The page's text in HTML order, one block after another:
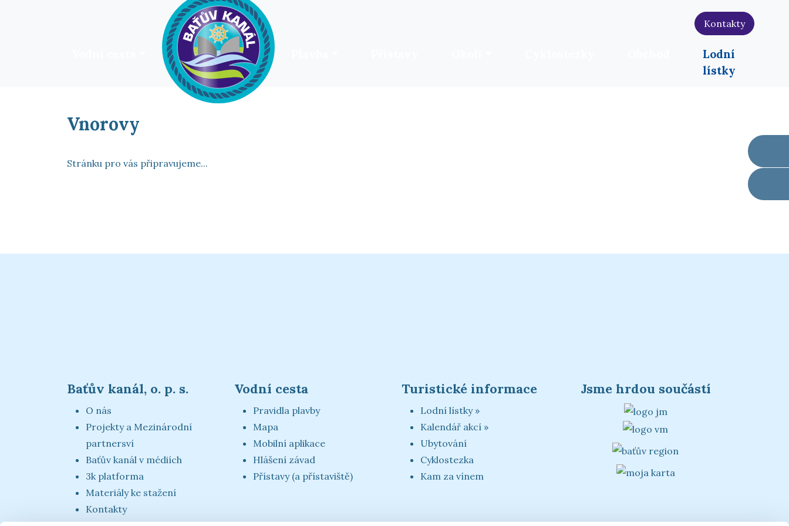
Kontakty
HOME
Lodní
lístky
Vnorovy
Stránku pro vás připravujeme...
Baťův kanál, o. p. s.
O nás
Projekty a Mezinárodní
partnersví
Baťův kanál v médiích
3k platforma
Materiály ke stažení
Kontakty
Vodní cesta
Pravidla plavby
Mapa
Mobilní aplikace
Hlášení závad
Přístavy (a přístaviště)
Turistické informace
Lodní lístky »
Kalendář akcí »
Ubytování
Cyklostezka
Kam za vínem
Jsme hrdou součástí